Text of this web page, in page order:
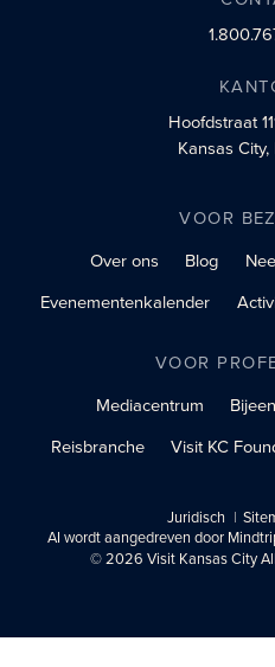
Hoofdstraat
Kansas
VOOR
Over ons
Blog
Evenementenkalender
VOOR
Mediacentrum
Reisbranche
Visit KC
Juridisch
AI wordt aangedreven door
© 2026 Visit Kansas City